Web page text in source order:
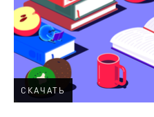
СКАЧАТЬ